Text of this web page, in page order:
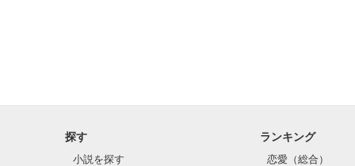
探す
小説を探す
ランキング
恋愛（総合）